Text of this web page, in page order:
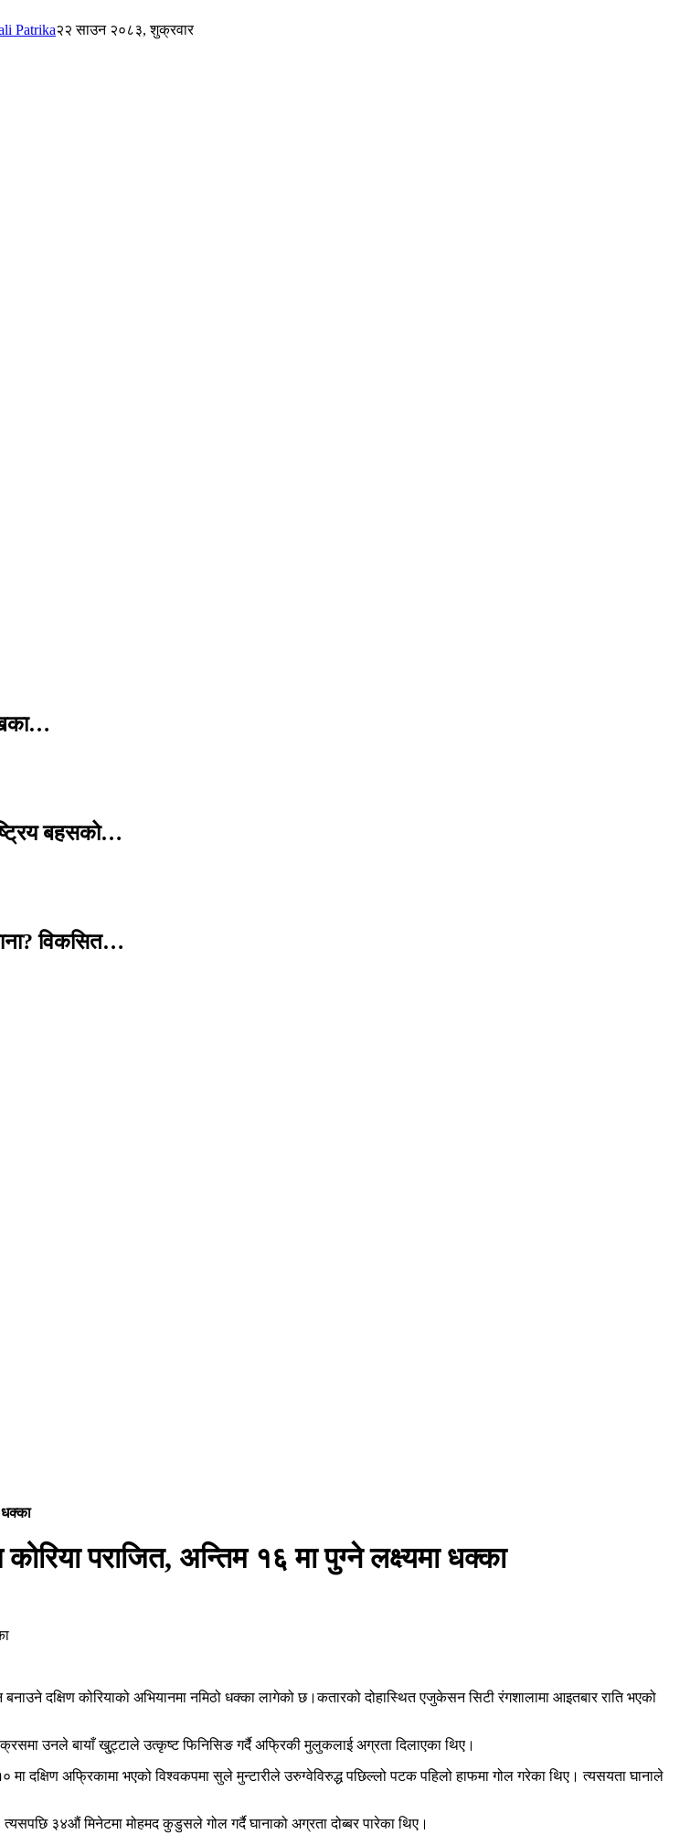
२२ साउन २०८३, शुक्रवार
बहसको…
विकसित…
धक्का
पराजित, अन्तिम १६ मा पुग्ने लक्ष्यमा धक्का
दक्षिण कोरियाको अभियानमा नमिठो धक्का लागेको छ।कतारको दोहास्थित एजुकेसन सिटी रंगशालामा आइतबार राति भएको
उनले बायाँ खु्ट्टाले उत्कृष्ट फिनिसिङ गर्दै अफ्रिकी मुलुकलाई अग्रता दिलाएका थिए।
दक्षिण अफ्रिकामा भएको विश्वकपमा सुले मुन्टारीले उरुग्वेविरुद्ध पछिल्लो पटक पहिलो हाफमा गोल गरेका थिए। त्यसयता घानाले
३४औं मिनेटमा मोहमद कुडुसले गोल गर्दै घानाको अग्रता दोब्बर पारेका थिए।